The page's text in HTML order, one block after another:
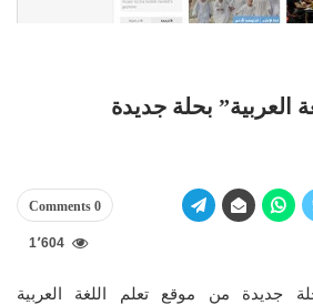
العربية” بحلة جديدة
0 Comments
1٬604
جديدة من موقع تعلم اللغة العربية